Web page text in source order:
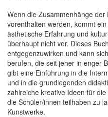
Wenn die Zusammenhänge der
vorenthalten werden, kommt
ästhetische Erfahrung und
überhaupt nicht vor. Dieses
entgegenzuwirken und kann
berufen, die seit jeher in enger
gibt eine Einführung in die
und in die grundlegenden
zahlreiche kreative Ideen für
die Schüler/innen teilhaben zu
Kunstwerke.